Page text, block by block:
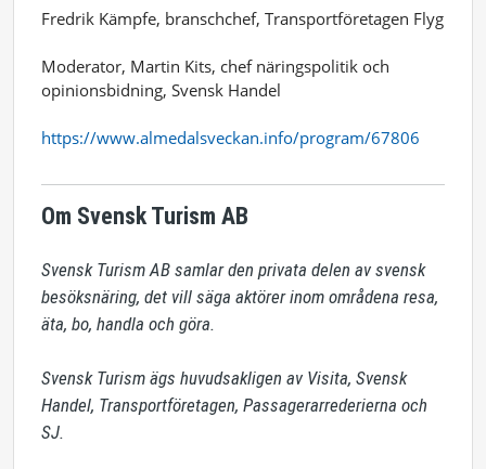
Fredrik Kämpfe, branschchef, Transportföretagen Flyg
Moderator, Martin Kits, chef näringspolitik och
opinionsbidning, Svensk Handel
https://www.almedalsveckan.info/program/67806
Om Svensk Turism AB
Svensk Turism AB samlar den privata delen av svensk
besöksnäring, det vill säga aktörer inom områdena resa,
äta, bo, handla och göra.
Svensk Turism ägs huvudsakligen av Visita, Svensk
Handel, Transportföretagen, Passagerarrederierna och
SJ.